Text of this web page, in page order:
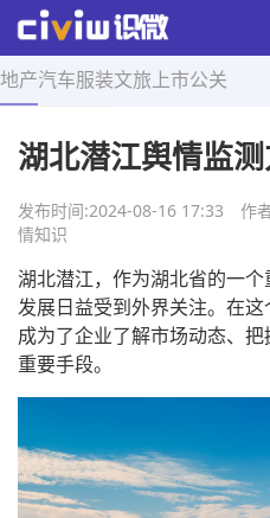
地产汽车服装文旅 上市公关
首页 > 舆情知识 > 正文
湖北潜江舆情监
发布时间:2024-08-16 17:33 作
情知识
湖北潜江，作为湖北省的一
发展日益受到外界关注。在
成为了企业了解市场动态、
重要手段。